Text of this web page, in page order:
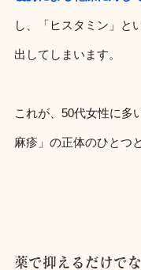
し、「ヒスタミン」と
出してしまいます。
これが、50代女性に多
麻疹」の正体のひとつ
薬で抑えるだけで